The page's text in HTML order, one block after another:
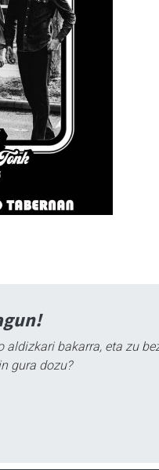
aldizkari bakarra, eta zu
gura dozu?